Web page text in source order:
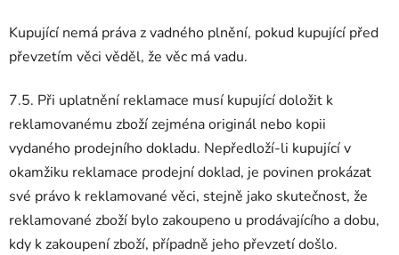
Kupující nemá práva z vadného plnění, pokud kupující před
převzetím věci věděl, že věc má vadu.
7.5. Při uplatnění reklamace musí kupující doložit k
reklamovanému zboží zejména originál nebo kopii
vydaného prodejního dokladu. Nepředloží-li kupující v
okamžiku reklamace prodejní doklad, je povinen prokázat
své právo k reklamované věci, stejně jako skutečnost, že
reklamované zboží bylo zakoupeno u prodávajícího a dobu,
kdy k zakoupení zboží, případně jeho převzetí došlo.